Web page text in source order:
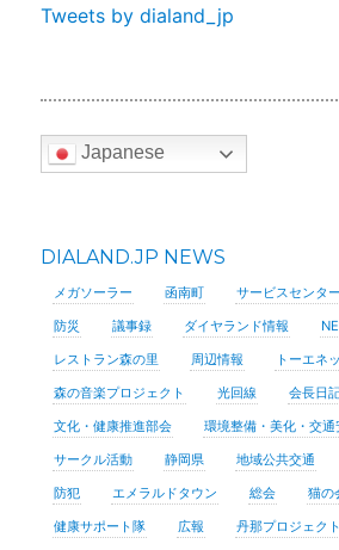
Tweets by dialand_jp
Japanese
DIALAND.JP NEWS
メガソーラー 函南町 サービスセンター
防災
議事録 ダイヤランド情報
レストラン森の里
周辺情報 トーエネ
森の音楽プロジェクト
光回線 会長日
文化・健康推進部会
環境整備・美化・交
サークル活動
静岡県 地域公共交通
防犯
エメラルドタウン 総会 猫の
健康サポート隊
広報 丹那プロジェクト